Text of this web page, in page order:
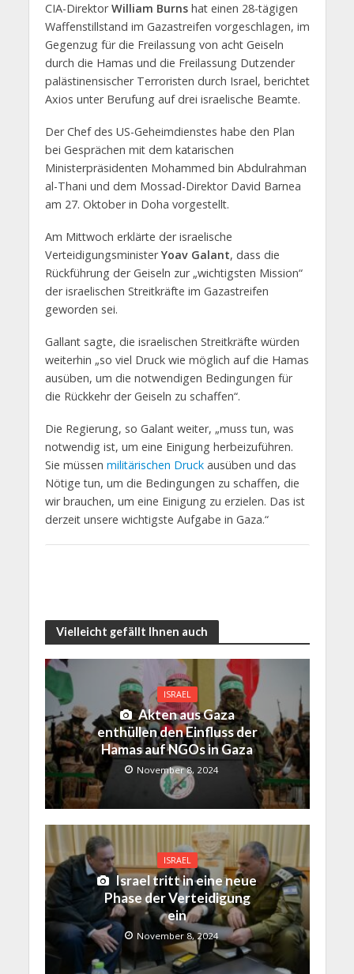
CIA-DirektorWilliam Burnshat einen 28-tägigen
Waffenstillstand im Gazastreifen vorgeschlagen, im
Gegenzug für die Freilassung von acht Geiseln
durch die Hamas und die Freilassung Dutzender
palästinensischer Terroristen durch Israel, berichtet
Axios unter Berufung auf drei israelische Beamte.
Der Chef des US-Geheimdienstes habe den Plan
bei Gesprächen mit dem katarischen
Ministerpräsidenten Mohammed bin Abdulrahman
al-Thani und dem Mossad-Direktor David Barnea
am 27. Oktober in Doha vorgestellt.
Am Mittwoch erklärte der israelische
VerteidigungsministerYoav Galant, dass die
Rückführung der Geiseln zur „wichtigsten Mission“
der israelischen Streitkräfte im Gazastreifen
geworden sei.
Gallant sagte, die israelischen Streitkräfte würden
weiterhin „so viel Druck wie möglich auf die Hamas
ausüben, um die notwendigen Bedingungen für
die Rückkehr der Geiseln zu schaffen“.
Die Regierung, so Galant weiter, „muss tun, was
notwendig ist, um eine Einigung herbeizuführen.
Sie müssen militärischen Druckausüben und das
Nötige tun, um die Bedingungen zu schaffen, die
wir brauchen, um eine Einigung zu erzielen. Das ist
derzeit unsere wichtigste Aufgabe in Gaza.“
Vielleicht gefällt Ihnen auch
ISRAEL
Akten aus Gaza
enthüllen den Einfluss der
Hamas auf NGOs in Gaza
November 8, 2024
ISRAEL
Israel tritt in eine neue
Phase der Verteidigung
ein
November 8, 2024